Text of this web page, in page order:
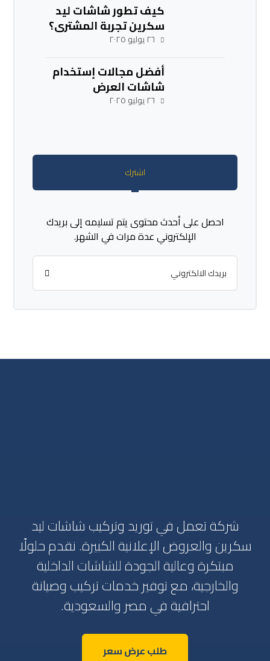
كيف تطور شاشات ليد
سكرين تجربة المشتري؟
٢٦ يوليو ٢٠٢٥
أفضل مجالات إستخدام
شاشات العرض
الإلكترونية والإعلانية
٢٦ يوليو ٢٠٢٥
اشترك
احصل على أحدث محتوى يتم تسليمه إلى بريدك
الإلكتروني عدة مرات في الشهر.
شركة تعمل في توريد وتركيب شاشات ليد
سكرين والعروض الإعلانية الكبيرة. نقدم حلولًا
مبتكرة وعالية الجودة للشاشات الداخلية
والخارجية، مع توفير خدمات تركيب وصيانة
احترافية في مصر والسعودية.
طلب عرض سعر